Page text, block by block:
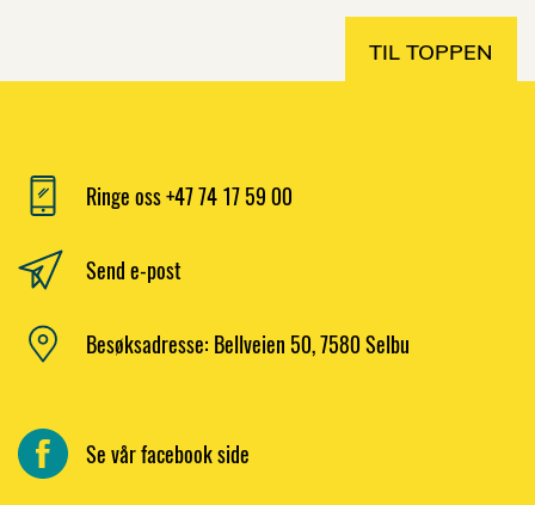
TIL TOPPEN
Ringe oss +47 74 17 59 00
Send e-post
Besøksadresse: Bellveien 50, 7580 Selbu
Se vår facebook side